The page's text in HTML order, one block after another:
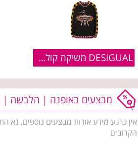
DESIGUAL משיקה קולקצייה חדשה הנקראת Japan Peru capsule
מבצעים באופנה | הלבשה |
אין כרגע מידע אודות מבצעים נוספים, נא
הקרובים